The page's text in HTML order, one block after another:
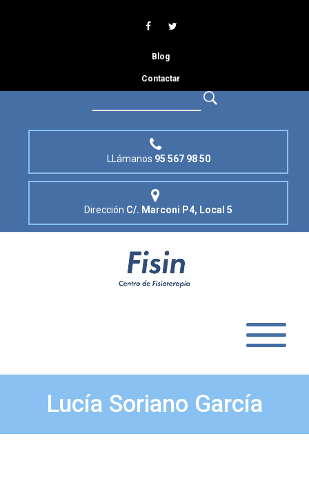
Blog
Contactar
LLámanos 95 567 98 50
Dirección C/. Marconi P4, Local 5
Lucía Soriano García